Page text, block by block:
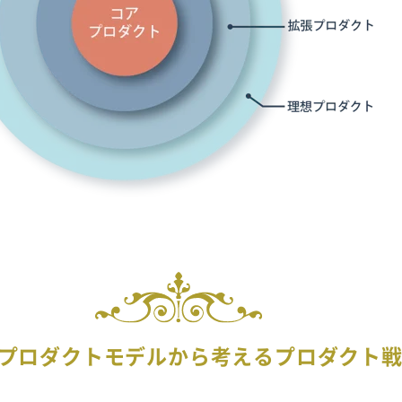
ロダクトモデルから考えるプロダクト